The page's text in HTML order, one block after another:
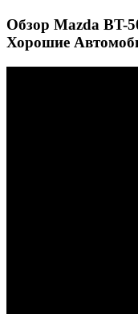
Обзор Mazda BT-
Хорошие